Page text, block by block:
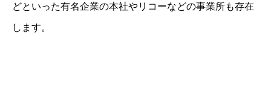
どといった有名企業の本社やリコーなどの事業所も存在
します。